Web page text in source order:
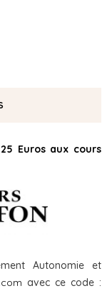
Euros aux cours
Autonomie et
avec ce code :